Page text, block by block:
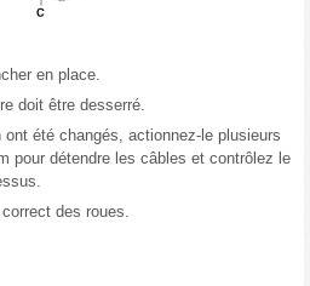
en place.
doit être desserré.
été changés, actionnez-le plusieurs
pour détendre les câbles et contrôlez le
des roues.